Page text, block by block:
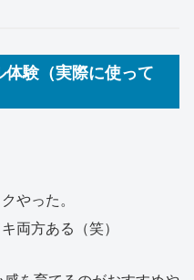
験（実際に使って
やった。
両方ある（笑）